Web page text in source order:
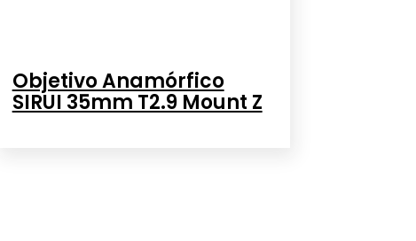
Objetivo Anamórfico
SIRUI 35mm T2.9 Mount Z